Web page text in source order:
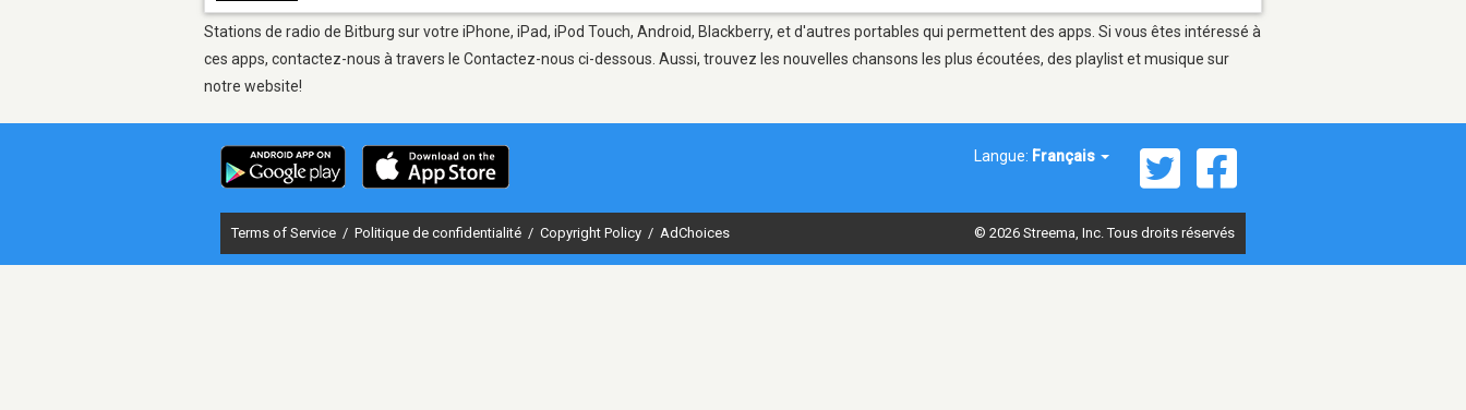
Stations de radio de Bitburg sur votre iPhone, iPad, iPod Touch, Android, Blackberry, et d'autres portables qui permettent des apps. Si vous êtes intéressé à
ces apps, contactez-nous à travers le Contactez-nous ci-dessous. Aussi, trouvez les nouvelles chansons les plus écoutées, des playlist et musique sur
notre website!
Langue: Français
Terms of Service / Politique de confidentialité / Copyright Policy / AdChoices © 2026 Streema, Inc. Tous droits réservés